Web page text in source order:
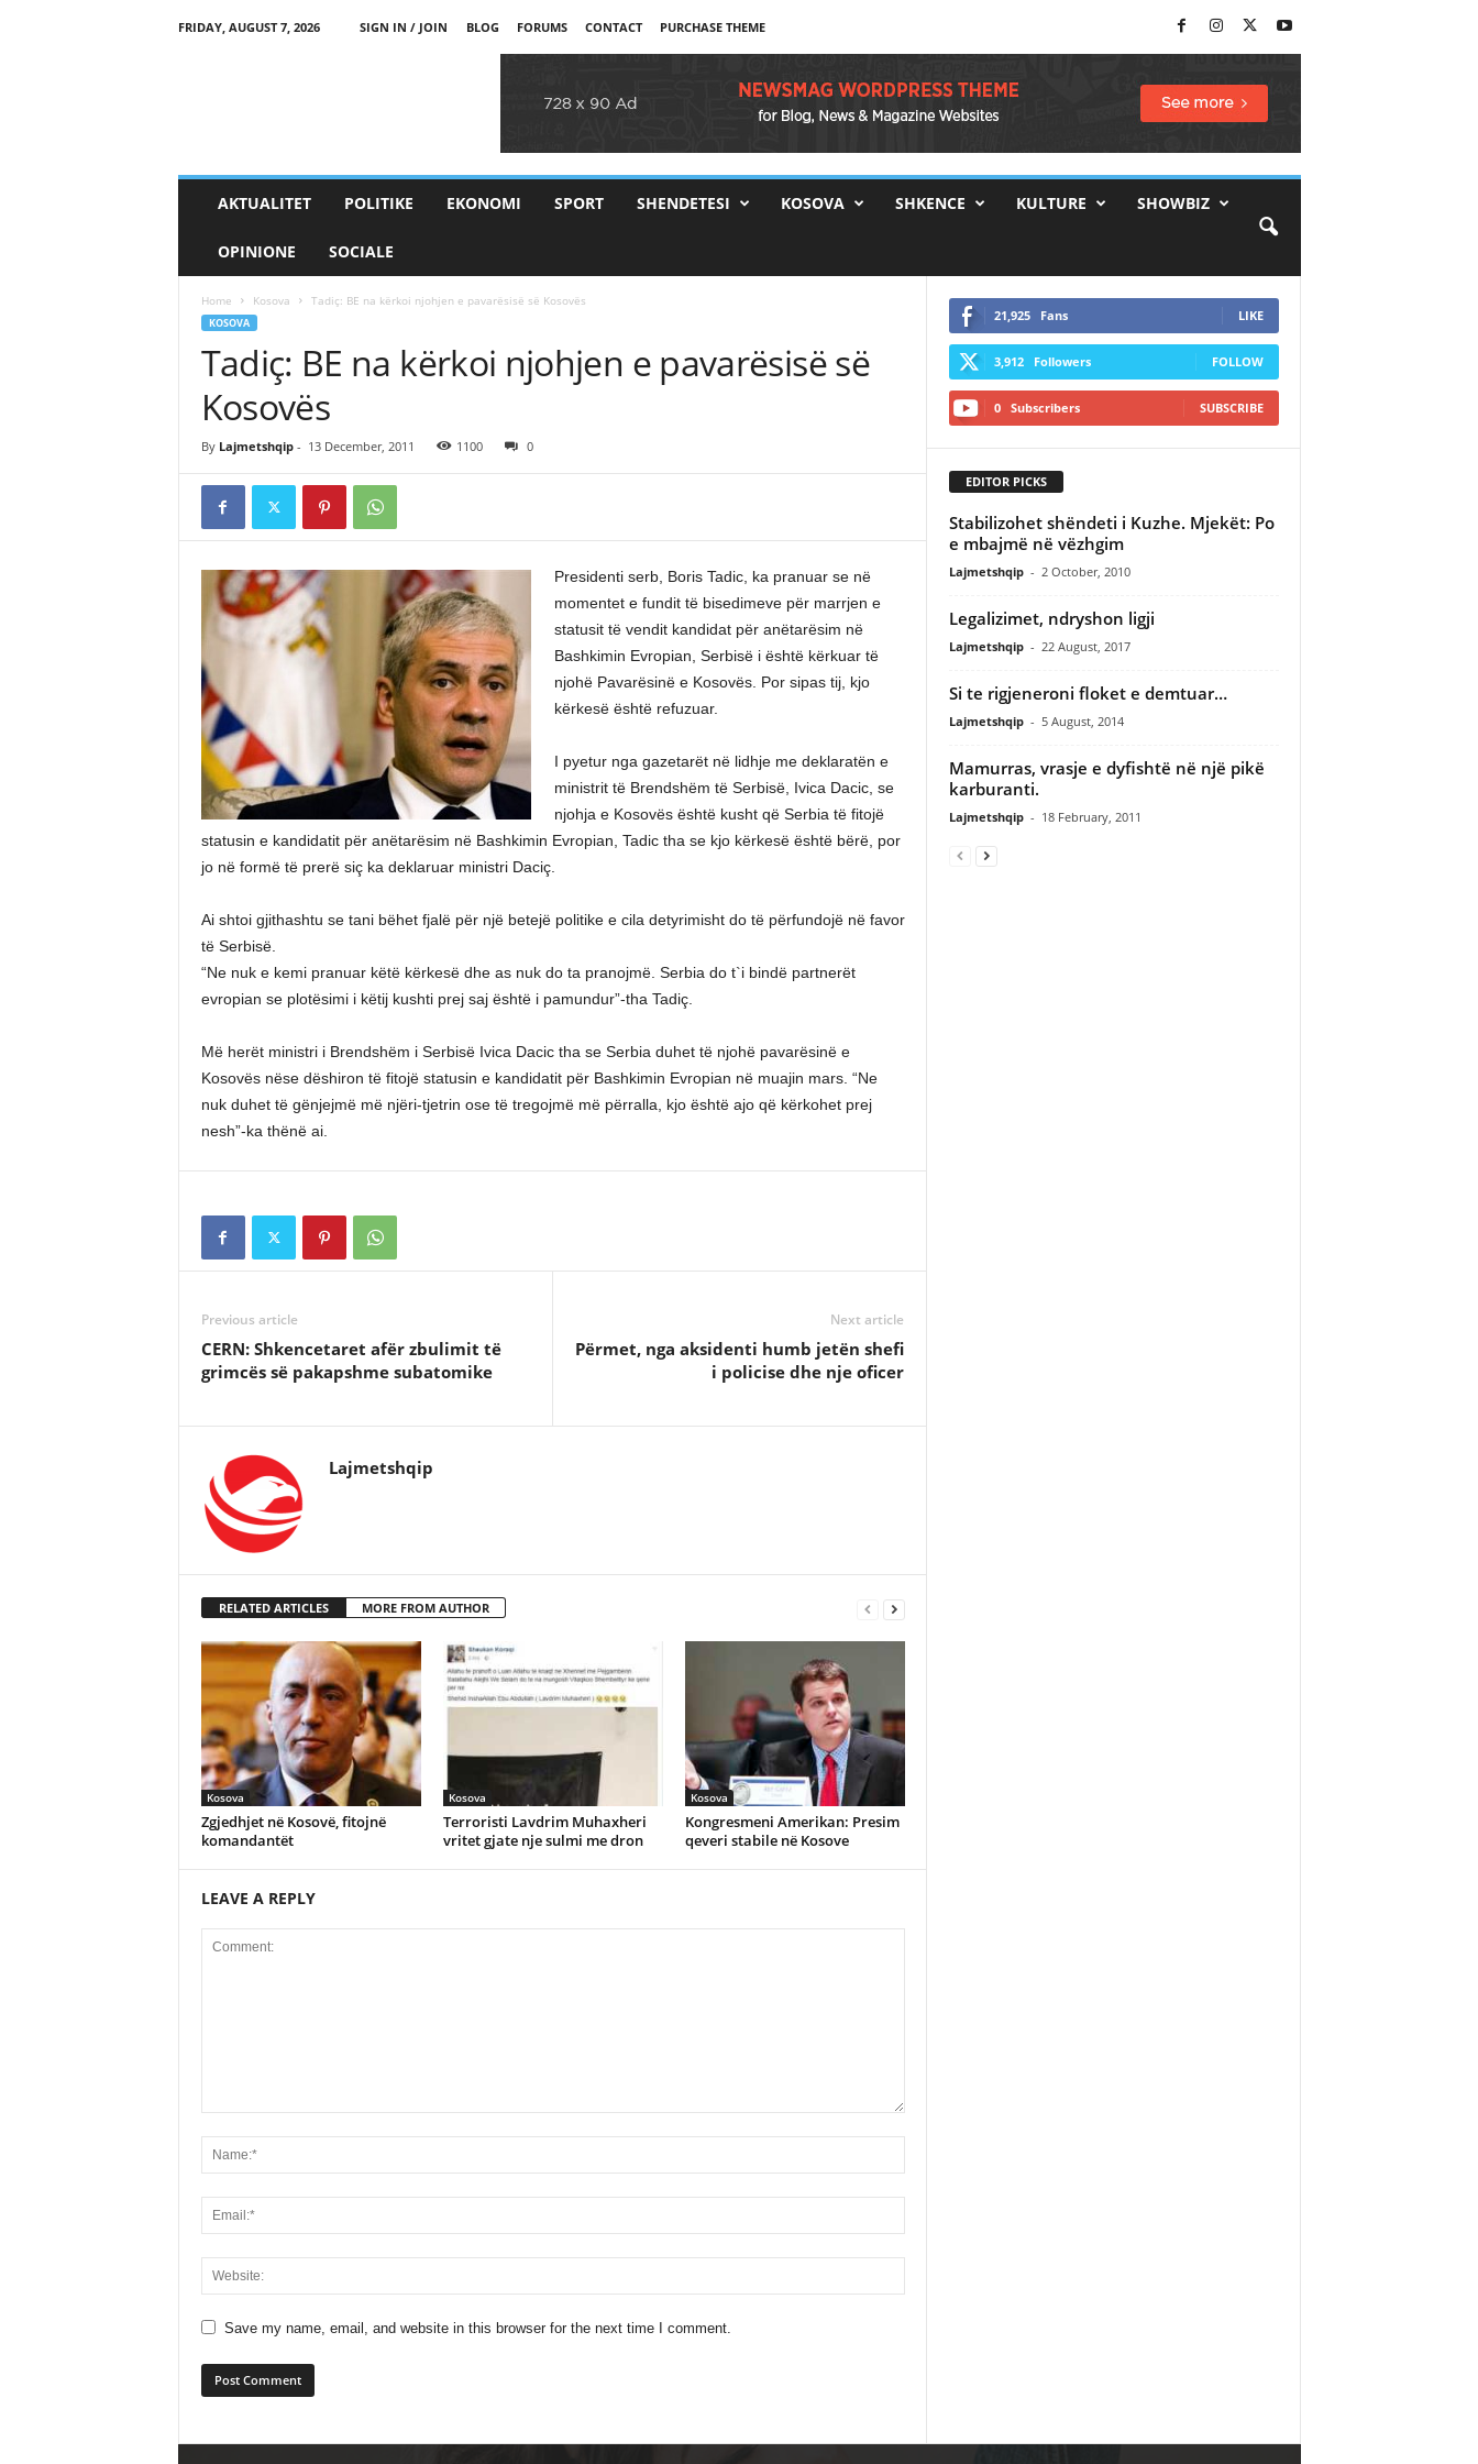
FRIDAY, AUGUST 7, 2026 SIGN IN / JOIN BLOG FORUMS CONTACT PURCHASE THEME
AKTUALITET POLITIKE EKONOMI SPORT SHENDETESI KOSOVA SHKENCE KULTURE SHOWBIZ
OPINIONE SOCIALE
Home Kosova Tadiç: BE na kërkoi njohjen e pavarësisë së Kosovës
KOSOVA
Tadiç: BE na kërkoi njohjen e pavarësisë së
Kosovës
By Lajmetshqip- 13 December, 2011 1100 0
Presidenti serb, Boris Tadic, ka pranuar se në
momentet e fundit të bisedimeve për marrjen e
statusit të vendit kandidat për anëtarësim në
Bashkimin Evropian, Serbisë i është kërkuar të
njohë Pavarësinë e Kosovës. Por sipas tij, kjo
kërkesë është refuzuar.
I pyetur nga gazetarët në lidhje me deklaratën e
ministrit të Brendshëm të Serbisë, Ivica Dacic, se
njohja e Kosovës është kusht që Serbia të fitojë
statusin e kandidatit për anëtarësim në Bashkimin Evropian, Tadic tha se kjo kërkesë është bërë, por
jo në formë të prerë siç ka deklaruar ministri Daciç.
Ai shtoi gjithashtu se tani bëhet fjalë për një betejë politike e cila detyrimisht do të përfundojë në favor
të Serbisë.
“Ne nuk e kemi pranuar këtë kërkesë dhe as nuk do ta pranojmë. Serbia do t`i bindë partnerët
evropian se plotësimi i këtij kushti prej saj është i pamundur”-tha Tadiç.
Më herët ministri i Brendshëm i Serbisë Ivica Dacic tha se Serbia duhet të njohë pavarësinë e
Kosovës nëse dëshiron të fitojë statusin e kandidatit për Bashkimin Evropian në muajin mars. “Ne
nuk duhet të gënjejmë më njëri-tjetrin ose të tregojmë më përralla, kjo është ajo që kërkohet prej
nesh”-ka thënë ai.
Previous article
CERN: Shkencetaret afër zbulimit të
grimcës së pakapshme subatomike
Next article
Përmet, nga aksidenti humb jetën shefi
i policise dhe nje oficer
Lajmetshqip
RELATED ARTICLES MORE FROM AUTHOR
Kosova
Zgjedhjet në Kosovë, fitojnë
komandantët
Kosova
Terroristi Lavdrim Muhaxheri
vritet gjate nje sulmi me dron
Kosova
Kongresmeni Amerikan: Presim
qeveri stabile në Kosove
LEAVE A REPLY
Save my name, email, and website in this browser for the next time I comment.
21,925 Fans LIKE
3,912 Followers FOLLOW
0 Subscribers SUBSCRIBE
EDITOR PICKS
Stabilizohet shëndeti i Kuzhe. Mjekët: Po
e mbajmë në vëzhgim
Lajmetshqip - 2 October, 2010
Legalizimet, ndryshon ligji
Lajmetshqip - 22 August, 2017
Si te rigjeneroni floket e demtuar…
Lajmetshqip - 5 August, 2014
Mamurras, vrasje e dyfishtë në një pikë
karburanti.
Lajmetshqip - 18 February, 2011